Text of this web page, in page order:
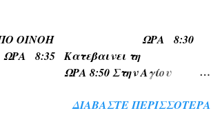
τοπωνύμια ( ΚΕΡΑΣΟΥΣ ,
ζώα Ζωώνυμα τοπωνύμια όπως
ΑΠΟ ΟΙΝΟΗ ΩΡΑ 8:30
Κατεβαινει τη
ΩΡΑ 8:50 Στην Αγίου
ΔΙΑΒΆΣΤΕ ΠΕΡΙΣΣΌΤΕΡΑ